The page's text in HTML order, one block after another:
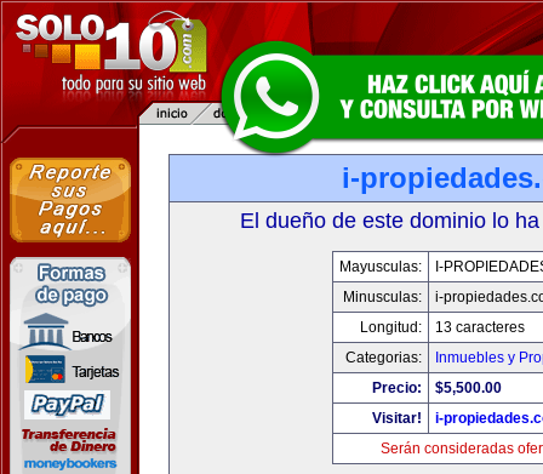
i-
El dueño de este dominio lo
Mayusculas:
I-
Minusculas:
i-
Longitud:
13 caracteres
Categorias:
Inmuebles y
Precio:
$5,500.00
Visitar!
i-
Serán consideradas